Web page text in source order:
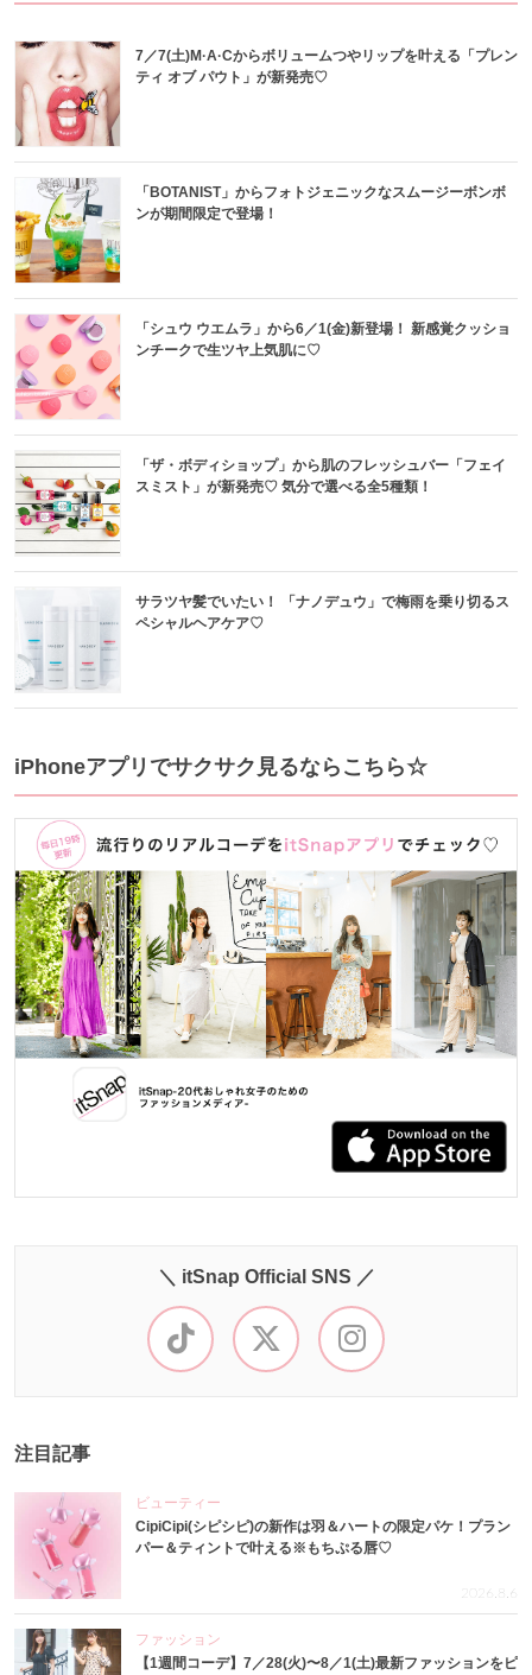
7／7(土)M·A·Cからボリュームつやリップを叶える「プレン
ティ オブ パウト」が新発売♡
「BOTANIST」からフォトジェニックなスムージーボンボ
ンが期間限定で登場！
「シュウ ウエムラ」から6／1(金)新登場！ 新感覚クッショ
ンチークで生ツヤ上気肌に♡
「ザ・ボディショップ」から肌のフレッシュバー「フェイ
スミスト」が新発売♡ 気分で選べる全5種類！
サラツヤ髪でいたい！ 「ナノデュウ」で梅雨を乗り切るス
ペシャルヘアケア♡
iPhoneアプリでサクサク見るならこちら☆
＼ itSnap Official SNS ／
注目記事
ビューティー
CipiCipi(シピシピ)の新作は羽＆ハートの限定パケ！プラン
パー＆ティントで叶える※もちぷる唇♡
2026.8.6
ファッション
【1週間コーデ】7／28(火)〜8／1(土)最新ファッションをピ